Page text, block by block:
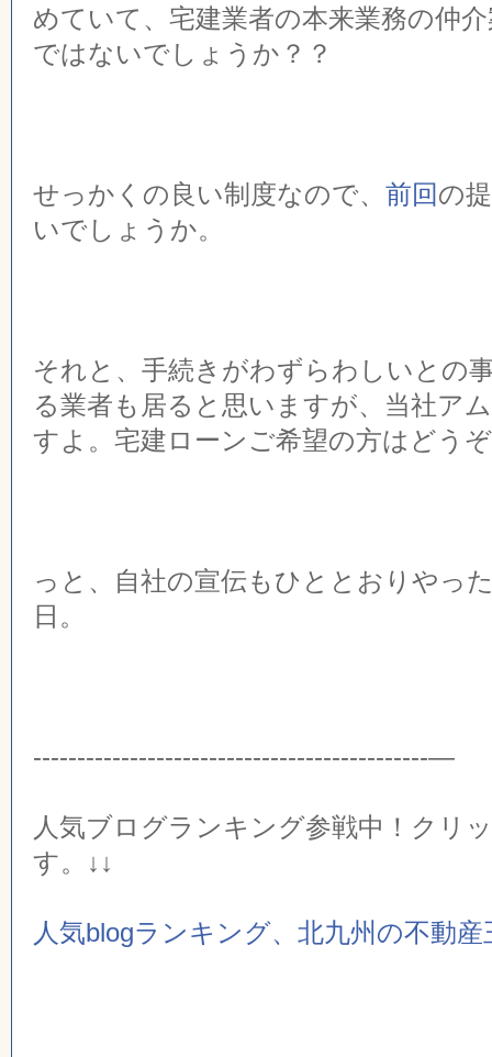
めていて、宅建業者の本来業務の仲
ではないでしょうか？？
せっかくの良い制度なので、 前回の
いでしょうか。
それと、手続きがわずらわしいとの
る業者も居ると思いますが、当社ア
すよ。宅建ローンご希望の方はどう
っと、自社の宣伝もひととおりやっ
日。
---------------------------------------------—
人気ブログランキング参戦中！クリ
す。↓↓
人気blogランキング、北九州の不動